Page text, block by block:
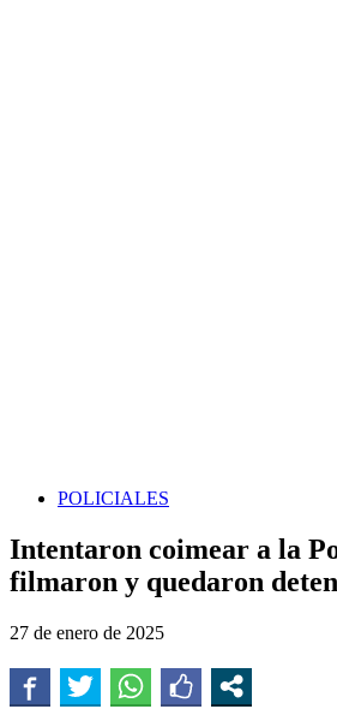
POLICIALES
Intentaron coimear a la
filmaron y quedaron
27 de enero de 2025